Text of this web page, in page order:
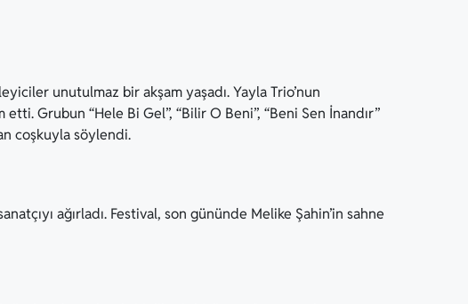
unutulmaz bir akşam yaşadı. Yayla Trio’nun
Grubun “Hele Bi Gel”, “Bilir O Beni”, “Beni Sen İnandır”
coşkuyla söylendi.
ağırladı. Festival, son gününde Melike Şahin’in sahne